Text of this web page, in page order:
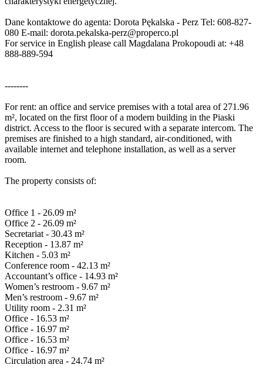
Dane kontaktowe do agenta: Dorota Pękalska - Perz Tel: 608-827-
080 E-mail: dorota.pekalska-perz@properco.pl
For service in English please call Magdalana Prokopoudi at: +48
888-889-594
--------
For rent: an office and service premises with a total area of 271.96
m², located on the first floor of a modern building in the Piaski
district. Access to the floor is secured with a separate intercom. The
premises are finished to a high standard, air-conditioned, with
available internet and telephone installation, as well as a server
room.
The property consists of:
Office 1 - 26.09 m²
Office 2 - 26.09 m²
Secretariat - 30.43 m²
Reception - 13.87 m²
Kitchen - 5.03 m²
Conference room - 42.13 m²
Accountant’s office - 14.93 m²
Women’s restroom - 9.67 m²
Men’s restroom - 9.67 m²
Utility room - 2.31 m²
Office - 16.53 m²
Office - 16.97 m²
Office - 16.53 m²
Office - 16.97 m²
Circulation area - 24.74 m²